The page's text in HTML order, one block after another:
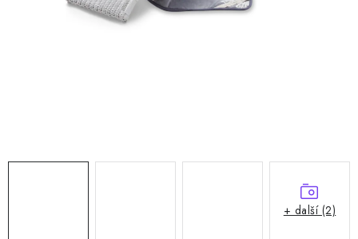
+ další (2)